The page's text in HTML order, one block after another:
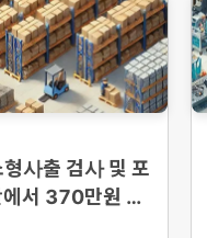
사출 검사 및 포
서 370만원 이